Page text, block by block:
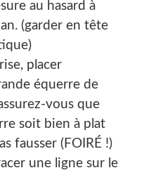
au hasard à
(garder en tête
placer
équerre de
vous que
soit bien à plat
fausser (FOIRÉ !)
une ligne sur le